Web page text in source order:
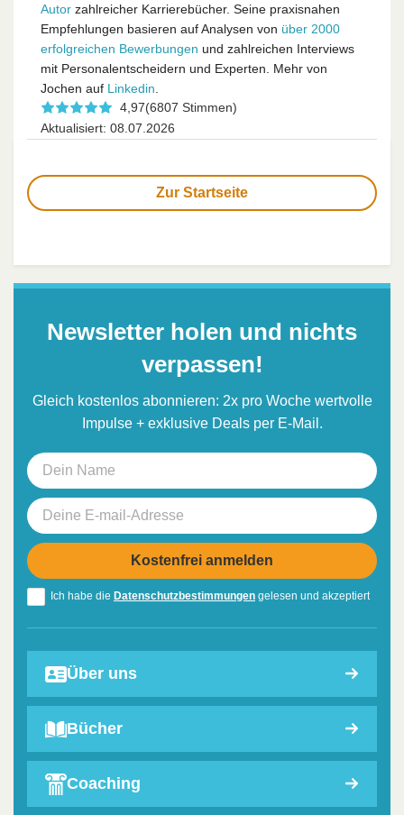
Autor zahlreicher Karrierebücher. Seine praxisnahen
Empfehlungen basieren auf Analysen von über 2000
erfolgreichen Bewerbungen und zahlreichen Interviews
mit Personalentscheidern und Experten. Mehr von
Jochen auf Linkedin.
4,97(6807 Stimmen)
Aktualisiert: 08.07.2026
Zur Startseite
Newsletter holen und nichts
verpassen!
Gleich kostenlos abonnieren: 2x pro Woche wertvolle
Impulse + exklusive Deals per E-Mail.
Ich habe die Datenschutzbestimmungen gelesen und akzeptiert
Über uns
Bücher
Coaching